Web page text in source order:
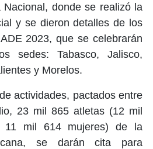
Nacional, donde se realizó la
y se dieron detalles de los
2023, que se celebrarán
sedes: Tabasco, Jalisco,
y Morelos.
actividades, pactados entre
23 mil 865 atletas (12 mil
11 mil 614 mujeres) de la
se darán cita para